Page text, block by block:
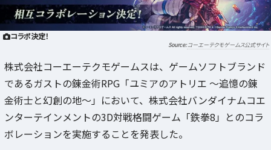
コラボ決定！
コーエーテクモゲームス公式サイト
株式会社コーエーテクモゲームスは、ゲームソフトブランド
であるガストの錬金術RPG「ユミアのアトリエ ～追憶の錬
金術士と幻創の地～」において、株式会社バンダイナムコエ
ンターテインメントの3D対戦格闘ゲーム「鉄拳8」とのコラ
ボレーションを実施することを発表した。